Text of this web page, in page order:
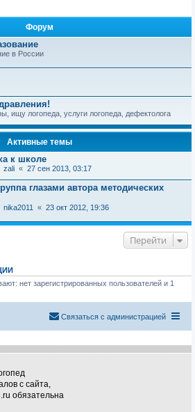
к
Форум
в России
ищу логопеда, услуги логопеда, дефектолога
Активные темы
к школе
zali « 27 сен 2013, 03:17
глазами автора методических
nika2011 « 23 окт 2012, 19:36
Перейти
нет зарегистрированных пользователей и 1
Связаться с администрацией
с сайта,
обязательна